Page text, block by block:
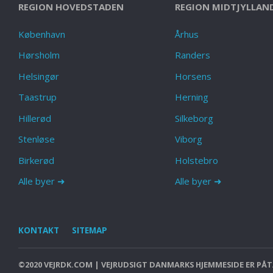
REGION HOVEDSTADEN
København
Hørsholm
Helsingør
Taastrup
Hillerød
Stenløse
Birkerød
Alle byer ➜
REGION
Århus
Randers
Horsens
Herning
Silkeborg
Viborg
Holstebro
Alle byer ➜
KONTAKT SITEMAP
©2020 VEJRDK.COM | VEJRUDSIGT DANMARKS HJEMMESIDE ER